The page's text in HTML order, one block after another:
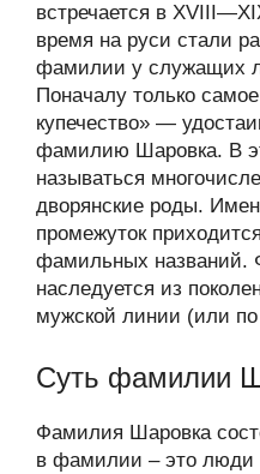
встречается в
время на руси стали
фамилии у служащих
Поначалу только
купечество» —
фамилию Шаровка. В
называться
дворянские роды.
промежуток
фамильных названий.
наследуется из
мужской линии (или
Суть фамилии
Фамилия Шаровка
в фамилии – это люди